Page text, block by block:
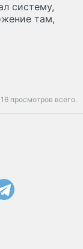
систему,
там,
16 просмотров всего.